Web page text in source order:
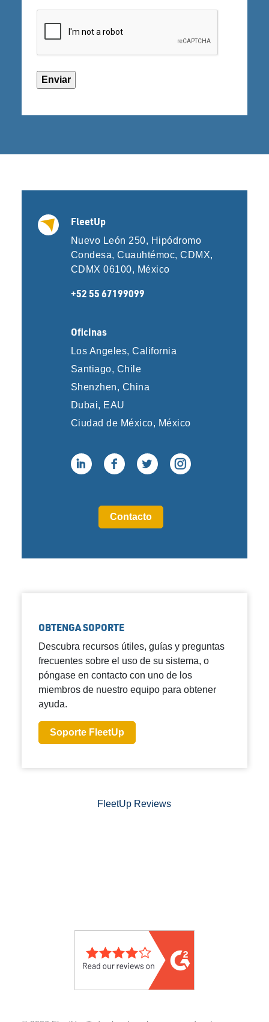
FleetUp
Nuevo León 250, Hipódromo
Condesa, Cuauhtémoc, CDMX,
CDMX 06100, México
+52 55 67199099
Oficinas
Los Angeles, California
Santiago, Chile
Shenzhen, China
Dubai, EAU
Ciudad de México, México
Contacto
OBTENGA SOPORTE
Descubra recursos útiles, guías y preguntas
frecuentes sobre el uso de su sistema, o
póngase en contacto con uno de los
miembros de nuestro equipo para obtener
ayuda.
Soporte FleetUp
FleetUp Reviews